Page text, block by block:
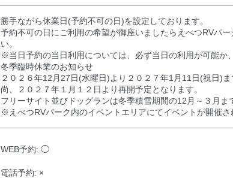
勝手ながら休業日(予約不可の日)を設定しております。
予約不可の日にご利用の希望が御座いましたらえべつRVパ
い。
※当日予約の当日利用については、必ず当日の利用が可能か
冬季臨時休業のお知らせ
２０２６年12月27日(水曜日)より２０２７年1月11日(祝日)
尚、２０２７年１月１２日より再開予定となります。
フリーサイト並びドッグランは冬季積雪期間の12月～３月ま
※えべつRVパーク内のイベントエリアにてイベントが開催さ
WEB予約: ◯
電話予約: ×